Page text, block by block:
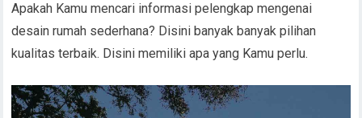
Apakah Kamu mencari informasi pelengkap mengenai
desain rumah sederhana? Disini banyak banyak pilihan
kualitas terbaik. Disini memiliki apa yang Kamu perlu.